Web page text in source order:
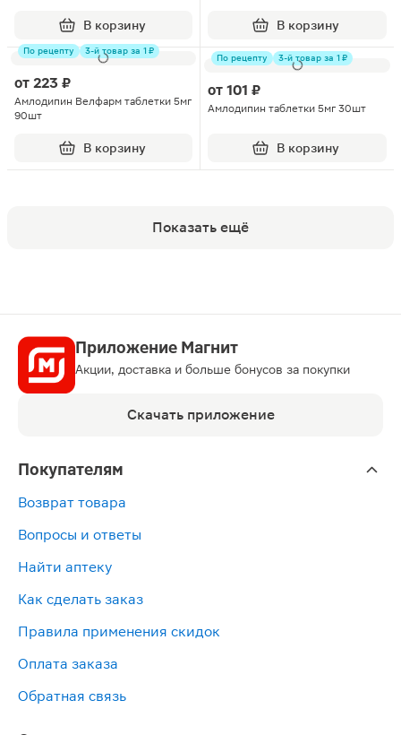
В корзину В корзину
По рецепту 3-й товар за 1 ₽
от 223 ₽
Амлодипин Велфарм таблетки 5мг
90шт
В корзину
По рецепту 3-й товар за 1 ₽
от 101 ₽
Амлодипин таблетки 5мг 30шт
В корзину
Показать ещё
Приложение Магнит
Акции, доставка и больше бонусов за покупки
Скачать приложение
Покупателям
Возврат товара
Вопросы и ответы
Найти аптеку
Как сделать заказ
Правила применения скидок
Оплата заказа
Обратная связь